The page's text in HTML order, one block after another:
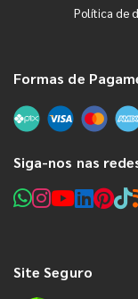
Política de
Formas de
Siga-nos nas
Site Seguro